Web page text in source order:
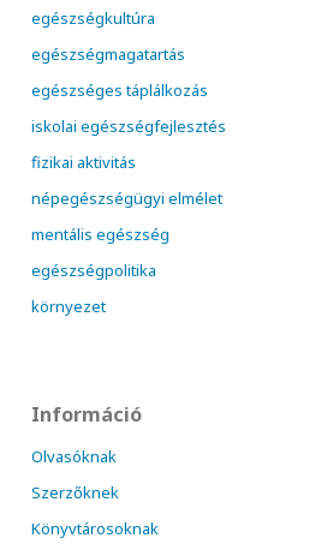
egészségkultúra
egészségmagatartás
egészséges táplálkozás
iskolai egészségfejlesztés
fizikai aktivitás
népegészségügyi elmélet
mentális egészség
egészségpolitika
környezet
Információ
Olvasóknak
Szerzőknek
Könyvtárosoknak